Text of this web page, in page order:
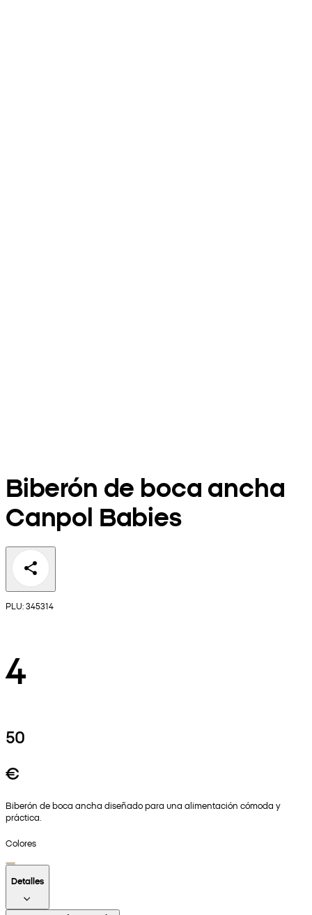
Biberón de boca ancha
Canpol Babies
PLU: 345314
4
50
€
Biberón de boca ancha diseñado para una alimentación cómoda y
práctica.
Colores
Detalles